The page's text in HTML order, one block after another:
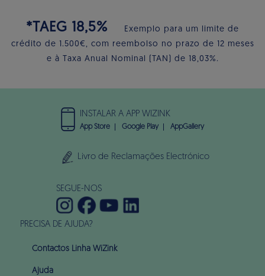
*TAEG 18,5%
Exemplo para um limite de
crédito de 1.500€, com reembolso no prazo de 12 meses
e à Taxa Anual Nominal (TAN) de 18,03%.
PRECISA DE AJUDA?
Contactos Linha WiZink
Ajuda
INSTALAR A APP WIZINK
App Store Google Play AppGallery
Livro de Reclamações Electrónico
SEGUE-NOS